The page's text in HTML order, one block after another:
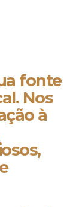
fonte
Nos
à